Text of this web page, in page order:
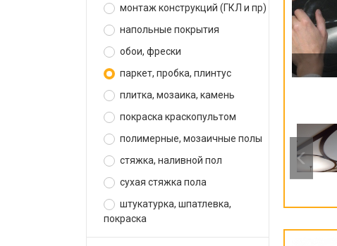
монтаж конструкций (ГКЛ и пр)
напольные покрытия
обои, фрески
паркет, пробка, плинтус
плитка, мозаика, камень
покраска краскопультом
полимерные, мозаичные полы
стяжка, наливной пол
сухая стяжка пола
штукатурка, шпатлевка,
покраска